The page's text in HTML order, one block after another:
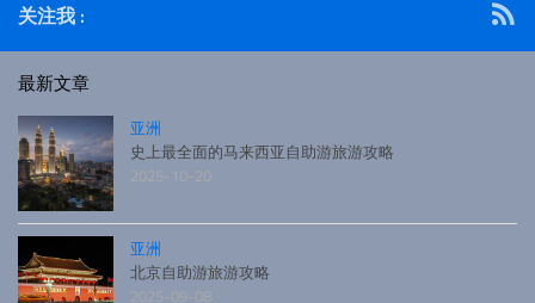
关注我 :
最新文章
亚洲
史上最全面的马来西亚自助游旅游攻略
2025-10-20
亚洲
北京自助游旅游攻略
2025-09-08